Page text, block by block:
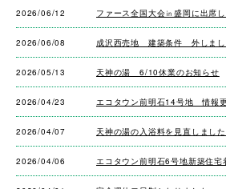
2026/06/12 ファース全国大会㏌盛岡に出席
2026/06/08 成沢西売地 建築条件 外しまし
2026/05/13 天神の湯 6/10休業のお知らせ
2026/04/23 エコタウン前明石14号地 情報
2026/04/07 天神の湯の入浴料を見直しまし
2026/04/06 エコタウン前明石6号地新築住宅